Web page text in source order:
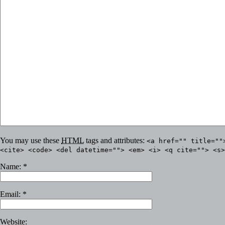
You may use these HTML tags and attributes: <a href=""
<cite> <code> <del datetime=""> <em> <i> <q cite="">
Name: *
Email: *
Website: